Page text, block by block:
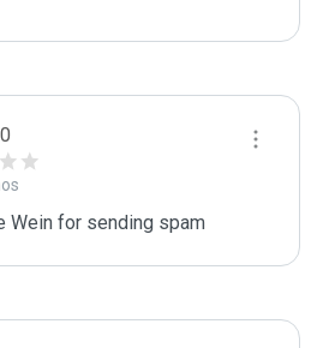
Wein for sending spam